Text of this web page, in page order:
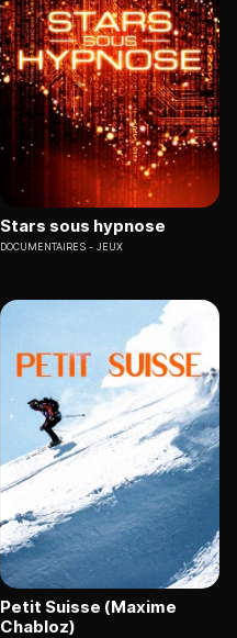
Stars sous hypnose
DOCUMENTAIRES JEUX
Petit Suisse (Maxime
Chabloz)